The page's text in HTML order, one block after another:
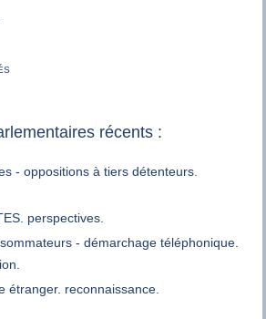
récents :
- oppositions à tiers détenteurs.
perspectives.
- démarchage téléphonique.
étranger. reconnaissance.